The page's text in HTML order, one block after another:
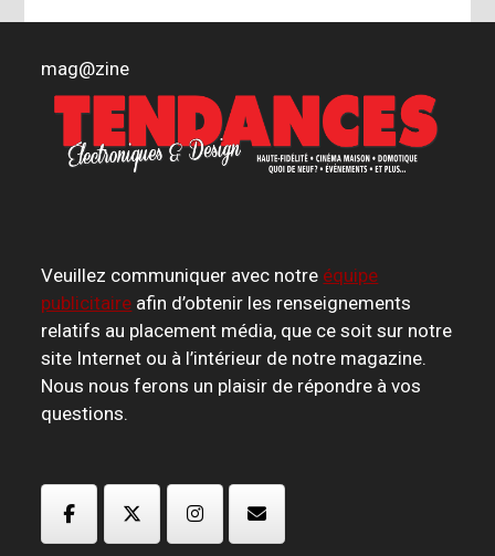
mag@zine
Veuillez communiquer avec notre équipe
publicitaire afin d’obtenir les renseignements
relatifs au placement média, que ce soit sur notre
site Internet ou à l’intérieur de notre magazine.
Nous nous ferons un plaisir de répondre à vos
questions.